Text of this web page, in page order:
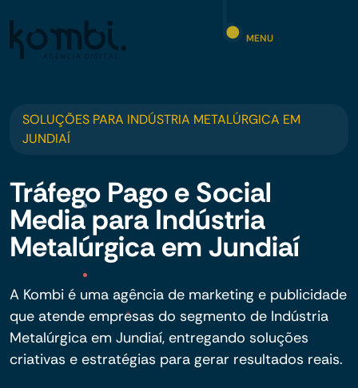
MENU
SOLUÇÕES PARA INDÚSTRIA METALÚRGICA EM
JUNDIAÍ
Tráfego Pago e Social
Media para Indústria
Metalúrgica em Jundiaí
A Kombi é uma agência de marketing e publicidade
que atende empresas do segmento de Indústria
Metalúrgica em Jundiaí, entregando soluções
criativas e estratégias para gerar resultados reais.